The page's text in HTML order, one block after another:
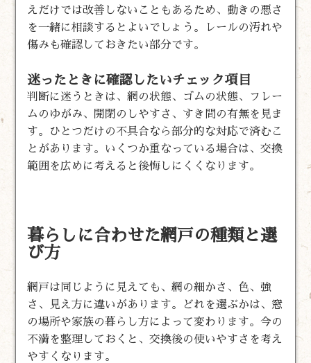
えだけでは改善しないこともあるため、動きの悪さ
を一緒に相談するとよいでしょう。レールの汚れや
傷みも確認しておきたい部分です。
迷ったときに確認したいチェック項目
判断に迷うときは、網の状態、ゴムの状態、フレー
ムのゆがみ、開閉のしやすさ、すき間の有無を見ま
す。ひとつだけの不具合なら部分的な対応で済むこ
とがあります。いくつか重なっている場合は、交換
範囲を広めに考えると後悔しにくくなります。
暮らしに合わせた網戸の種類と選
び方
網戸は同じように見えても、網の細かさ、色、強
さ、見え方に違いがあります。どれを選ぶかは、窓
の場所や家族の暮らし方によって変わります。今の
不満を整理しておくと、交換後の使いやすさを考え
やすくなります。